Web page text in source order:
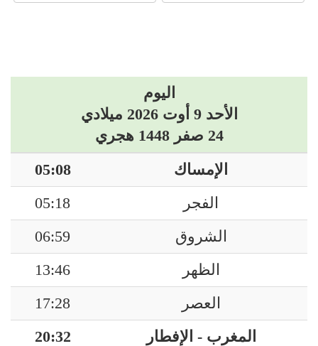
اليوم
الأحد 9 أوت 2026 ميلادي
24 صفر 1448 هجري
الإمساك
05:08
الفجر
05:18
الشروق
06:59
الظهر
13:46
العصر
17:28
المغرب - الإفطار
20:32